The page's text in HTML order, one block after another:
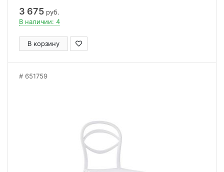
3 675 руб.
В наличии: 4
В корзину
651759